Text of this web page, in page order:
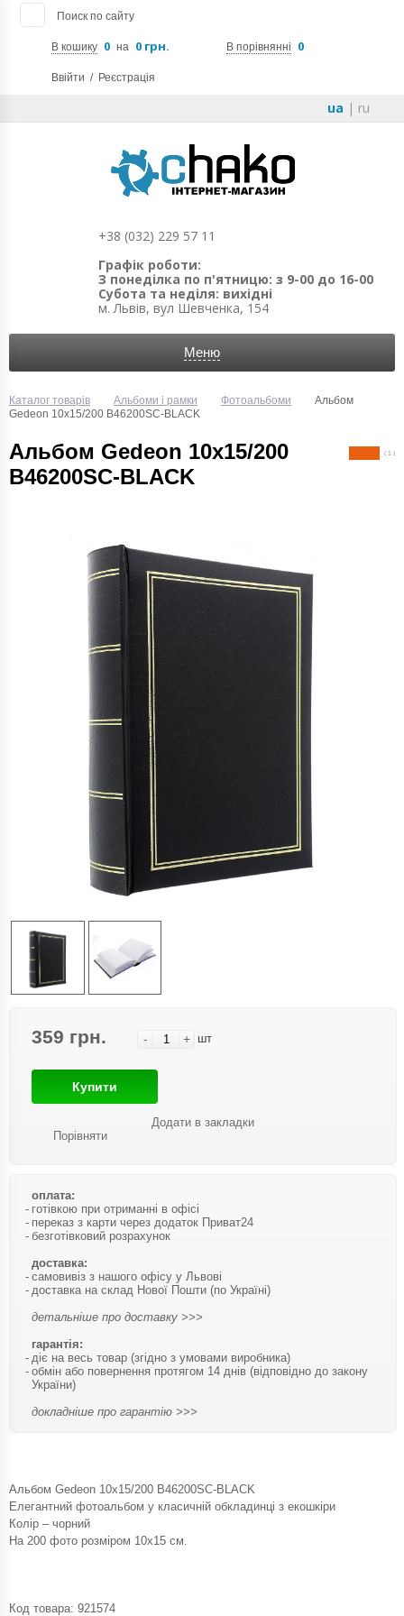
Поиск по сайту
В кошику 0 на 0 грн. В порівнянні 0
Ввійти / Реєстрація
ua | ru
+38 (032) 229 57 11
Графік роботи:
З понеділка по п'ятницю: з 9-00 до 16-00
Субота та неділя: вихідні
м. Львів, вул Шевченка, 154
Меню
Каталог товарів Альбоми і рамки Фотоальбоми
Альбом
Gedeon 10х15/200 B46200SC-BLACK
Альбом Gedeon 10х15/200
B46200SC-BLACK
( 1 )
359 грн. - + шт
Купити
Порівняти
Додати в закладки
оплата:
готівкою при отриманні в офісі
переказ з карти через додаток Приват24
безготівковий розрахунок
доставка:
самовивіз з нашого офісу у Львові
доставка на склад Нової Пошти (по Україні)
детальніше про доставку >>>
гарантія:
діє на весь товар (згідно з умовами виробника)
обмін або повернення протягом 14 днів (відповідно до закону
України)
докладніше про гарантію >>>
Альбом Gedeon 10х15/200 B46200SC-BLACK
Елегантний фотоальбом у класичній обкладинці з екошкіри
Колір – чорний
На 200 фото розміром 10х15 см.
Код товара: 921574